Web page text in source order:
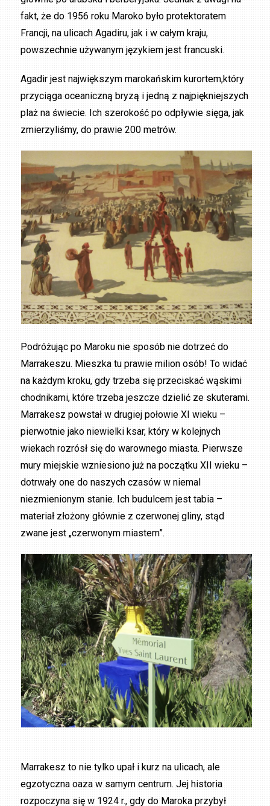
fakt, że do 1956 roku Maroko było protektoratem
Francji, na ulicach Agadiru, jak i w całym kraju,
powszechnie używanym językiem jest francuski.
Agadir jest największym marokańskim kurortem,który
przyciąga oceaniczną bryzą i jedną z najpiękniejszych
plaż na świecie. Ich szerokość po odpływie sięga, jak
zmierzyliśmy, do prawie 200 metrów.
Podróżując po Maroku nie sposób nie dotrzeć do
Marrakeszu. Mieszka tu prawie milion osób! To widać
na każdym kroku, gdy trzeba się przeciskać wąskimi
chodnikami, które trzeba jeszcze dzielić ze skuterami.
Marrakesz powstał w drugiej połowie XI wieku –
pierwotnie jako niewielki ksar, który w kolejnych
wiekach rozrósł się do warownego miasta. Pierwsze
mury miejskie wzniesiono już na początku XII wieku –
dotrwały one do naszych czasów w niemal
niezmienionym stanie. Ich budulcem jest tabia –
materiał złożony głównie z czerwonej gliny, stąd
zwane jest „czerwonym miastem”.
Marrakesz to nie tylko upał i kurz na ulicach, ale
egzotyczna oaza w samym centrum. Jej historia
rozpoczyna się w 1924 r., gdy do Maroka przybył